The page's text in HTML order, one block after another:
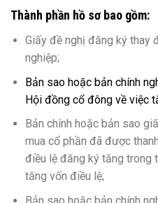
Thành phần hồ sơ bao gồm:
Giấy đề nghị đăng ký thay
nghiệp;
Bản sao hoặc bản chính
Hội đồng cổ đông về việc
Bản chính hoặc bản sao
mua cổ phần đã được
điều lệ đăng ký tăng trong
tăng vốn điều lệ;